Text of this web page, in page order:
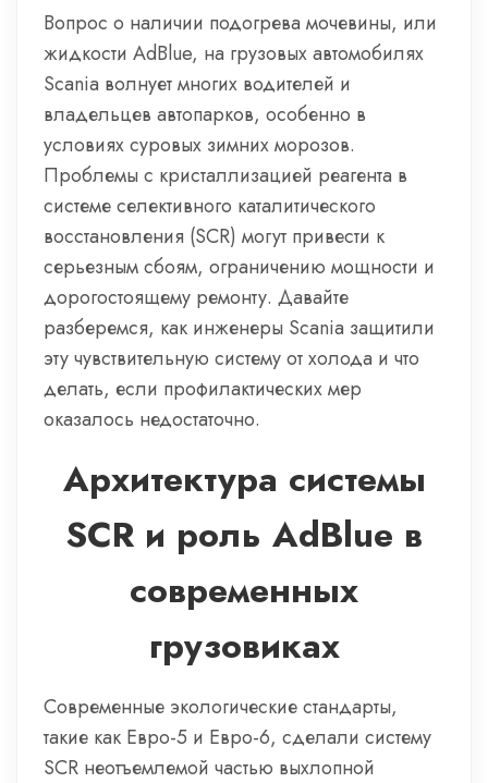
Вопрос о наличии подогрева мочевины, или
жидкости AdBlue, на грузовых автомобилях
Scania волнует многих водителей и
владельцев автопарков, особенно в
условиях суровых зимних морозов.
Проблемы с кристаллизацией реагента в
системе селективного каталитического
восстановления (SCR) могут привести к
серьезным сбоям, ограничению мощности и
дорогостоящему ремонту. Давайте
разберемся, как инженеры Scania защитили
эту чувствительную систему от холода и что
делать, если профилактических мер
оказалось недостаточно.
Архитектура системы
SCR и роль AdBlue в
современных
грузовиках
Современные экологические стандарты,
такие как Евро-5 и Евро-6, сделали систему
SCR неотъемлемой частью выхлопной